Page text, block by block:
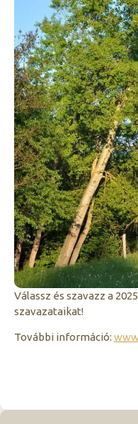
Válassz és szavazz a
szavazataikat!
További információ: